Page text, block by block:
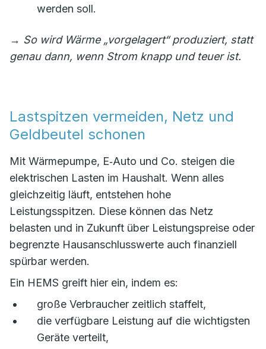
werden soll.
→ So wird Wärme „vorgelagert“ produziert, statt
genau dann, wenn Strom knapp und teuer ist.
Lastspitzen vermeiden, Netz und
Geldbeutel schonen
Mit Wärmepumpe, E‑Auto und Co. steigen die
elektrischen Lasten im Haushalt. Wenn alles
gleichzeitig läuft, entstehen hohe
Leistungsspitzen. Diese können das Netz
belasten und in Zukunft über Leistungspreise oder
begrenzte Hausanschlusswerte auch finanziell
spürbar werden.
Ein HEMS greift hier ein, indem es:
große Verbraucher zeitlich staffelt,
die verfügbare Leistung auf die wichtigsten
Geräte verteilt,